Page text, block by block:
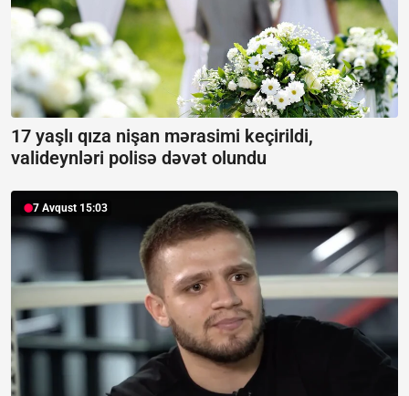
17 yaşlı qıza nişan mərasimi keçirildi,
valideynləri polisə dəvət olundu
7 Avqust 15:03